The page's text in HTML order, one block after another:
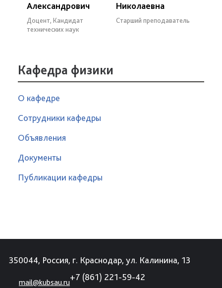
Александрович
Доцент, Кандидат
технических наук
Николаевна
Старший преподаватель
Кафедра физики
О кафедре
Сотрудники кафедры
Объявления
Документы
Публикации кафедры
350044, Россия, г. Краснодар, ул. Калинина, 13
mail@kubsau.ru
+7 (861) 221-59-42